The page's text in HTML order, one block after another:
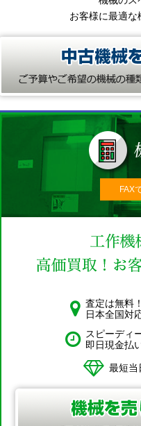
お客様に最適
FAX
査定は無料
日本全国対
スピーディ
即日現金払
最短当